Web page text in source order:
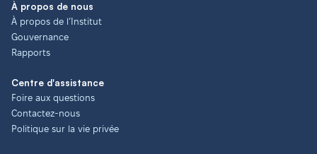
À propos de nous
À propos de l’Institut
Gouvernance
Rapports
Centre d'assistance
Foire aux questions
Contactez-nous
Politique sur la vie privée